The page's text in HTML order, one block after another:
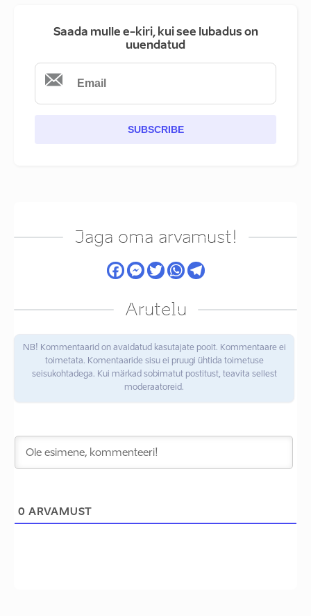
Saada mulle e-kiri, kui see lubadus on
uuendatud
SUBSCRIBE
Jaga oma arvamust!
Arutelu
NB! Kommentaarid on avaldatud kasutajate poolt. Kommentaare ei
toimetata. Komentaaride sisu ei pruugi ühtida toimetuse
seisukohtadega. Kui märkad sobimatut postitust, teavita sellest
moderaatoreid.
0 ARVAMUST